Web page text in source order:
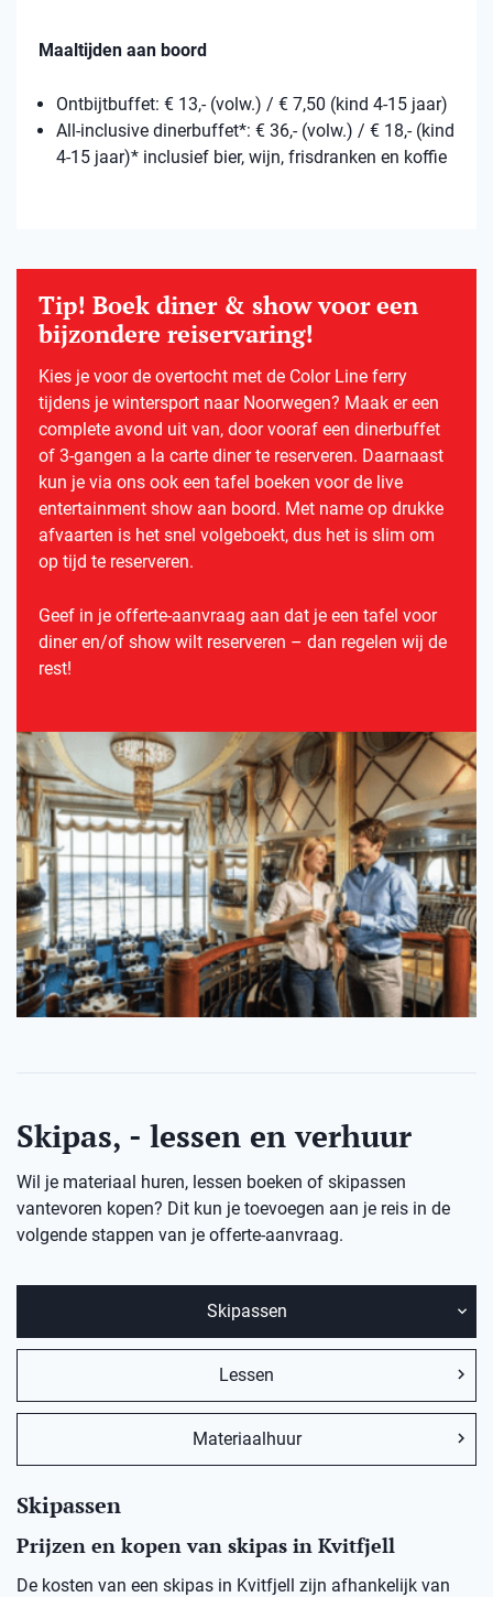
Maaltijden aan boord
Ontbijtbuffet: € 13,- (volw.) / € 7,50 (kind 4-15 jaar)
All-inclusive dinerbuffet*: € 36,- (volw.) / € 18,- (kind
4-15 jaar)* inclusief bier, wijn, frisdranken en koffie
Tip! Boek diner & show voor een
bijzondere reiservaring!
Kies je voor de overtocht met de Color Line ferry
tijdens je wintersport naar Noorwegen? Maak er een
complete avond uit van, door vooraf een dinerbuffet
of 3-gangen a la carte diner te reserveren. Daarnaast
kun je via ons ook een tafel boeken voor de live
entertainment show aan boord. Met name op drukke
afvaarten is het snel volgeboekt, dus het is slim om
op tijd te reserveren.
Geef in je offerte-aanvraag aan dat je een tafel voor
diner en/of show wilt reserveren – dan regelen wij de
rest!
Skipas, - lessen en verhuur
Wil je materiaal huren, lessen boeken of skipassen
vantevoren kopen? Dit kun je toevoegen aan je reis in de
volgende stappen van je offerte-aanvraag.
Skipassen
Lessen
Materiaalhuur
Skipassen
Prijzen en kopen van skipas in Kvitfjell
De kosten van een skipas in Kvitfjell zijn afhankelijk van